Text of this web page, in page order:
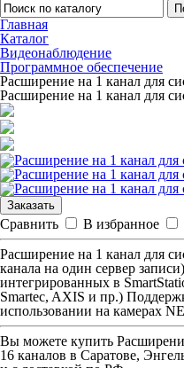
Главная
Каталог
Видеонаблюдение
Программное обеспечение
Расширение на 1 канал для
Расширение на 1 канал для
Заказать
Сравнить
В избранное
Расширение на 1 канал для
канала на один сервер
интегрированных в
Smartec, AXIS и пр.)
использовании на камерах
Вы можете купить
16 каналов в Саратове,